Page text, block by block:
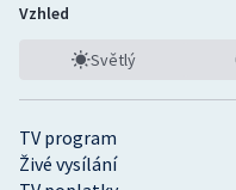
TV program
Živé vysílání
Vzhled
Světlý